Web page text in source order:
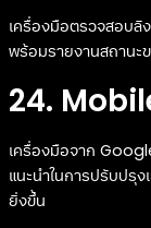
เครื่องมือตรวจสอบลิ
พร้อมรายงานสถานะ
24.
เครื่องมือจาก
แนะนำในการปรับปรุ
ยิ่งขึ้น